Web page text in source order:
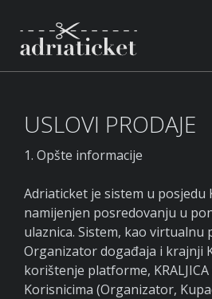
USLOVI PRODAJE
1. Opšte informacije
Adriaticket je sistem u posjedu
namijenjen posredovanju u
ulaznica. Sistem, kao
Organizator događaja i krajnji
korištenje platforme,
Korisnicima (Organizator,